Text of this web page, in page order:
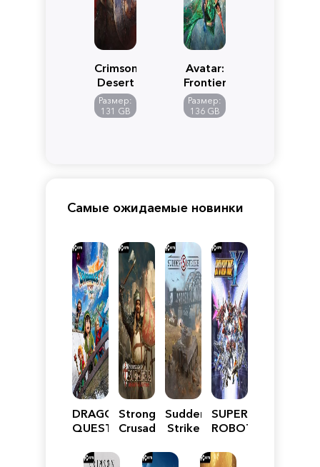
Crimson
Desert
Размер:
131 GB
Avatar:
Frontiers
of
Pandora
Размер:
136 GB
Самые ожидаемые новинки
DRAGON
QUEST
Reimagined
Stronghold
Crusader:
Edition
Sudden
Strike
SUPER
ROBOT
Y